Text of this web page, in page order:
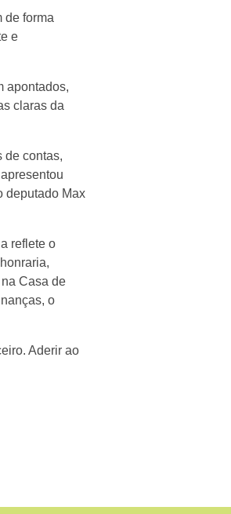
de forma
e
apontados,
claras da
de contas,
deputado Max
reflete o
Casa de
o
Aderir ao